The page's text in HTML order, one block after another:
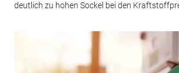
deutlich zu hohen Sockel bei den